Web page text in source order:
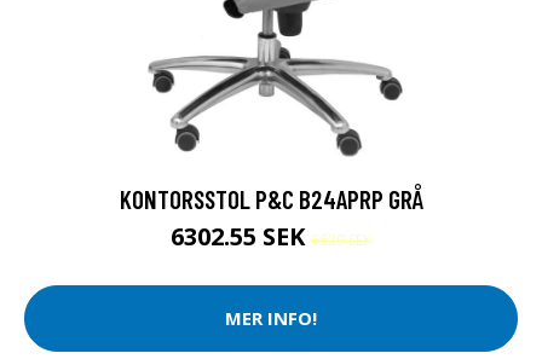
KONTORSSTOL P&C B24APRP GRÅ
6302.55 SEK 6629 SEK
MER INFO!